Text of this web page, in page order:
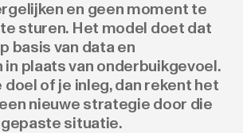
en geen moment te
sturen. Het model doet dat
basis van data en
plaats van onderbuikgevoel.
doel of je inleg, dan rekent het
nieuwe strategie door die
situatie.